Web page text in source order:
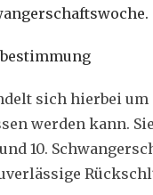
sich hierbei um
werden kann.
10.